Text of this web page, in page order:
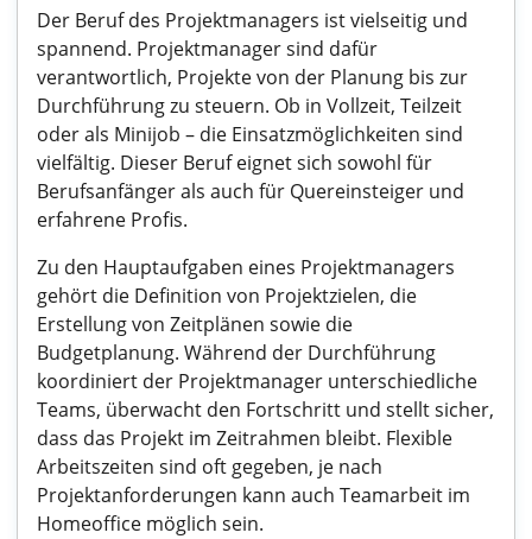
Der Beruf des Projektmanagers ist vielseitig und
spannend. Projektmanager sind dafür
verantwortlich, Projekte von der Planung bis zur
Durchführung zu steuern. Ob in Vollzeit, Teilzeit
oder als Minijob – die Einsatzmöglichkeiten sind
vielfältig. Dieser Beruf eignet sich sowohl für
Berufsanfänger als auch für Quereinsteiger und
erfahrene Profis.
Zu den Hauptaufgaben eines Projektmanagers
gehört die Definition von Projektzielen, die
Erstellung von Zeitplänen sowie die
Budgetplanung. Während der Durchführung
koordiniert der Projektmanager unterschiedliche
Teams, überwacht den Fortschritt und stellt sicher,
dass das Projekt im Zeitrahmen bleibt. Flexible
Arbeitszeiten sind oft gegeben, je nach
Projektanforderungen kann auch Teamarbeit im
Homeoffice möglich sein.